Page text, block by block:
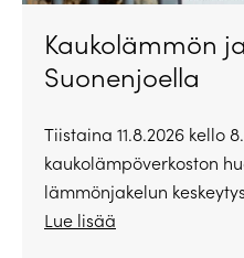
Kaukolämmön
Suonenjoella
Tiistaina 11.8.2026 kello
kaukolämpöverkoston
lämmönjakelun
Lue lisää